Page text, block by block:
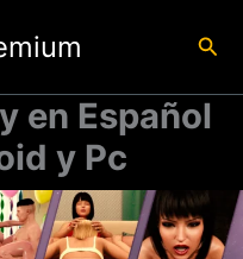
en Español
y Pc